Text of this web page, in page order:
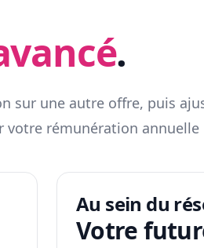
.
sur une autre offre, puis
votre rémunération annuelle
Au sein du
Votre